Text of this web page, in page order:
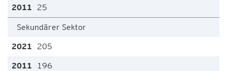
25
Sekundärer Sektor
205
196